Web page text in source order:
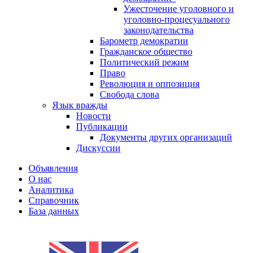
Ужесточение уголовного и
уголовно-процесуального
законодательства
Барометр демократии
Гражданское общество
Политический режим
Право
Революция и оппозиция
Свобода слова
Язык вражды
Новости
Публикации
Документы других организаций
Дискуссии
Объявления
О нас
Аналитика
Справочник
База данных